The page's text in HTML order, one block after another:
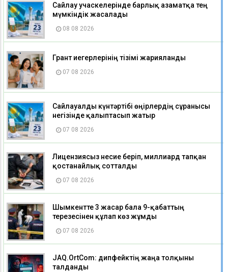
Сайлау учаскелерінде барлық азаматқа тең
мүмкіндік жасалады
08 08 2026
Грант иегерлерінің тізімі жарияланды
07 08 2026
Сайлауалды күнтәртібі өңірлердің сұранысы
негізінде қалыптасып жатыр
07 08 2026
Лицензиясыз несие беріп, миллиард тапқан
қостанайлық сотталды
07 08 2026
Шымкентте 3 жасар бала 9-қабаттың
терезесінен құлап көз жұмды
07 08 2026
JAQ.OrtCom: дипфейктің жаңа толқыны
талданды